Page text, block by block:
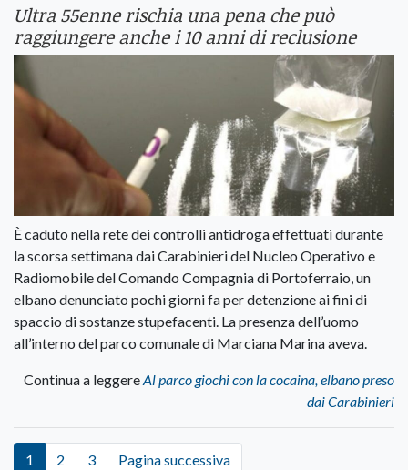
Ultra 55enne rischia una pena che può
raggiungere anche i 10 anni di reclusione
È caduto nella rete dei controlli antidroga effettuati durante
la scorsa settimana dai Carabinieri del Nucleo Operativo e
Radiomobile del Comando Compagnia di Portoferraio, un
elbano denunciato pochi giorni fa per detenzione ai fini di
spaccio di sostanze stupefacenti. La presenza dell’uomo
all’interno del parco comunale di Marciana Marina aveva.
Continua a leggereAl parco giochi con la cocaina, elbano preso
dai Carabinieri
1 2 3 Pagina successiva